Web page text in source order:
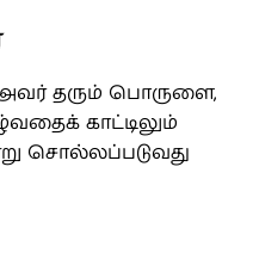
தரும் பொருளை,
காட்டிலும்
சொல்லப்படுவது